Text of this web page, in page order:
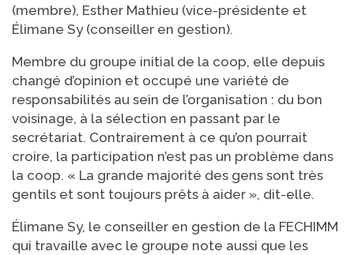
(membre), Esther Mathieu (vice-présidente et
Élimane Sy (conseiller en gestion).
Membre du groupe initial de la coop, elle depuis
changé d’opinion et occupé une variété de
responsabilités au sein de l’organisation : du bon
voisinage, à la sélection en passant par le
secrétariat. Contrairement à ce qu’on pourrait
croire, la participation n’est pas un problème dans
la coop. « La grande majorité des gens sont très
gentils et sont toujours prêts à aider », dit-elle.
Élimane Sy, le conseiller en gestion de la FECHIMM
qui travaille avec le groupe note aussi que les